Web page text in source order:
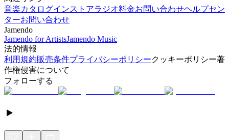
音楽カタログインストアラジオ料金お問い合わせヘルプセン
ターお問い合わせ
Jamendo
Jamendo for ArtistsJamendo Music
法的情報
利用規約販売条件プライバシーポリシークッキーポリシー著
作権侵害について
フォローする